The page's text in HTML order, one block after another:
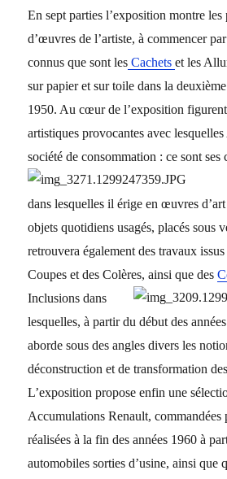
En sept parties l’exposition montre
d’œuvres de l’artiste, à commencer
connus que sont les Cachetset les
sur papier et sur toile dans la
1950. Au cœur de l’exposition
artistiques provocantes avec
société de consommation : ce sont ses
dans lesquelles il érige en œuvres
objets quotidiens usagés, placés sous
retrouvera également des travaux
Coupes et des Colères,ainsi que des
Inclusions dans
lesquelles, à partir du début des
aborde sous des angles divers les
déconstruction et de transformation
L’exposition propose enfin une
Accumulations Renault, commandées
réalisées à la fin des années 1960 à
automobiles sorties d’usine, ainsi que